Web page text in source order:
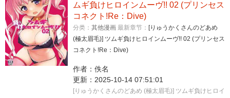
ムギ負けヒロインムーヴ!! 02 (プリンセス
コネクト!Re：Dive)
分类： 其他漫画 最新章节： [りゅうかくさんのどあめ
(極太眉毛)] ツムギ負けヒロインムーヴ!! 02 (プリンセス
コネクト!Re：Dive)
作者： 佚名
更新： 2025-10-14 07:51:01
[りゅうかくさんのどあめ (極太眉毛)] ツムギ負けヒロイ